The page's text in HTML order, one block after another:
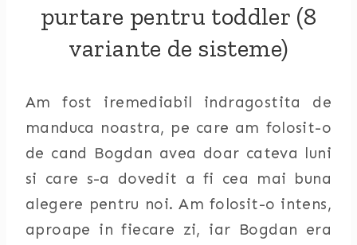
purtare pentru toddler (8
variante de sisteme)
Am fost iremediabil indragostita de
manduca noastra, pe care am folosit-o
de cand Bogdan avea doar cateva luni
si care s-a dovedit a fi cea mai buna
alegere pentru noi. Am folosit-o intens,
aproape in fiecare zi, iar Bogdan era